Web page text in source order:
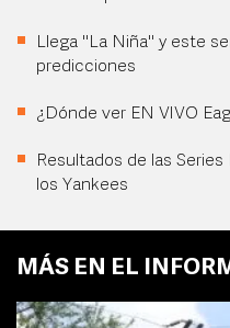
Llega "La Niña" y este
predicciones
¿Dónde ver EN VIVO
Resultados de las
los Yankees
MÁS EN EL